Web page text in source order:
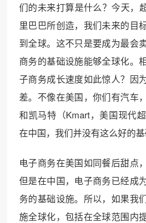
们的未来打算是什么？今天，
里巴巴所创造，我们未来的目
到全球。这不只是要成为最会
商务的基础设施能够全球化。
子商务成长速度如此惊人？因
差。不像在美国，你们有汽车
和凯马特（Kmart，美国现代
在中国，我们并没有这么好的基
电子商务在美国如同餐后甜点
但是在中国，电子商务已经成
务的基础设施。所以，如果我
施全球化，包括在全球范围内